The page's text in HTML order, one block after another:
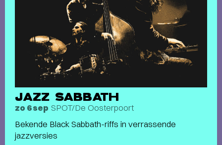
JAZZ SABBATH
zo 6 sep SPOT/De Oosterpoort
Bekende Black Sabbath-riffs in verrassende
jazzversies